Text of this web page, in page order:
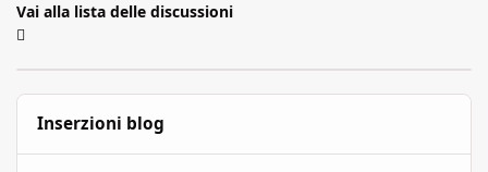
Vai alla lista delle discussioni
Inserzioni blog